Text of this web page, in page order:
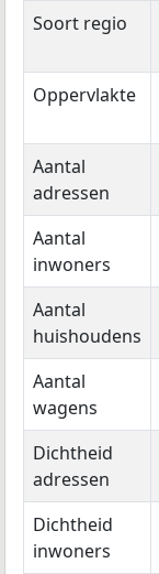
Soort regio
Oppervlakte
Aantal
adressen
Aantal
inwoners
Aantal
huishoudens
Aantal
wagens
Dichtheid
adressen
Dichtheid
inwoners